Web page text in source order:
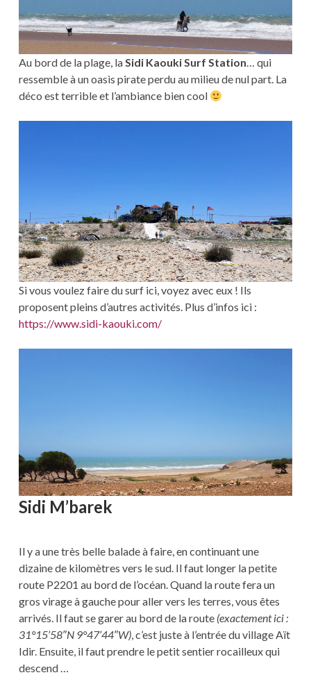
Au bord de la plage, laSidi Kaouki Surf Station… qui
ressemble à un oasis pirate perdu au milieu de nul part. La
déco est terrible et l’ambiance bien cool
Si vous voulez faire du surf ici, voyez avec eux ! Ils
proposent pleins d’autres activités. Plus d’infos ici :
https://www.sidi-kaouki.com/
Sidi M’barek
Il y a une très belle balade à faire, en continuant une
dizaine de kilomètres vers le sud. Il faut longer la petite
route P2201 au bord de l’océan. Quand la route fera un
gros virage à gauche pour aller vers les terres, vous êtes
arrivés. Il faut se garer au bord de la route (exactement ici :
31°15’58″N 9°47’44″W), c’est juste à l’entrée du village Aït
Idir. Ensuite, il faut prendre le petit sentier rocailleux qui
descend …